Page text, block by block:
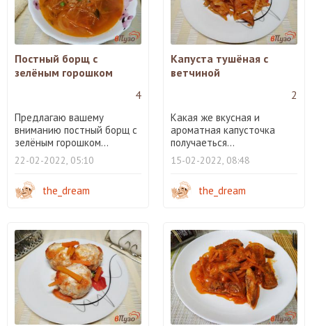
Постный борщ с
зелёным горошком
4
Предлагаю вашему
вниманию постный борщ с
зелёным горошком...
22-02-2022, 05:10
the_dream
Капуста тушёная с
ветчиной
2
Какая же вкусная и
ароматная капусточка
получаеться...
15-02-2022, 08:48
the_dream